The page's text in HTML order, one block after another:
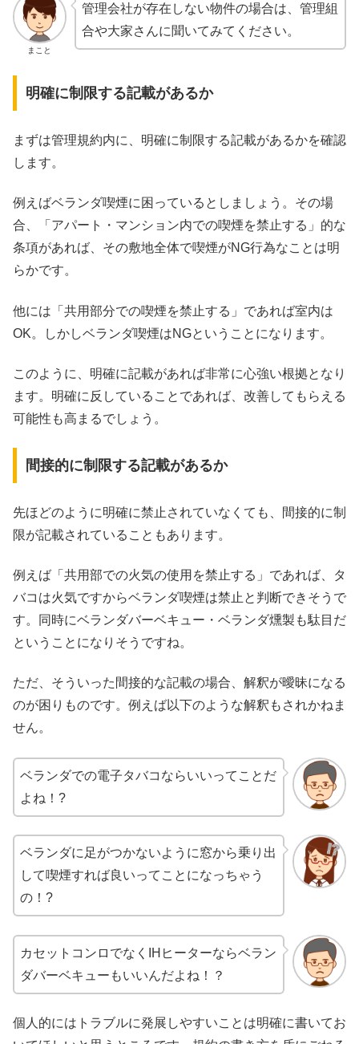
まこと
管理会社が存在しない物件の場合は、管理組
合や大家さんに聞いてみてください。
明確に制限する記載があるか
まずは管理規約内に、明確に制限する記載があるかを確認
します。
例えばベランダ喫煙に困っているとしましょう。その場
合、「アパート・マンション内での喫煙を禁止する」的な
条項があれば、その敷地全体で喫煙がNG行為なことは明
らかです。
他には「共用部分での喫煙を禁止する」であれば室内は
OK。しかしベランダ喫煙はNGということになります。
このように、明確に記載があれば非常に心強い根拠となり
ます。明確に反していることであれば、改善してもらえる
可能性も高まるでしょう。
間接的に制限する記載があるか
先ほどのように明確に禁止されていなくても、間接的に制
限が記載されていることもあります。
例えば「共用部での火気の使用を禁止する」であれば、タ
バコは火気ですからベランダ喫煙は禁止と判断できそうで
す。同時にベランダバーベキュー・ベランダ燻製も駄目だ
ということになりそうですね。
ただ、そういった間接的な記載の場合、解釈が曖昧になる
のが困りものです。例えば以下のような解釈もされかねま
せん。
ベランダでの電子タバコならいいってことだ
よね！?
ベランダに足がつかないように窓から乗り出
して喫煙すれば良いってことになっちゃう
の！?
カセットコンロでなくIHヒーターならベラン
ダバーベキューもいいんだよね！？
個人的にはトラブルに発展しやすいことは明確に書いてお